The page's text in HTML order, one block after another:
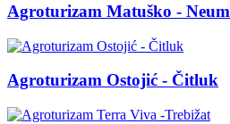
Agroturizam Matuško - Neum
Agroturizam Ostojić - Čitluk